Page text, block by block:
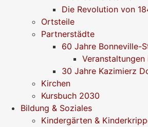
Die Revolution von
Ortsteile
Partnerstädte
60 Jahre Bonneville-
30 Jahre Kazimierz
Kirchen
Kursbuch 2030
Bildung & Soziales
Kindergärten &